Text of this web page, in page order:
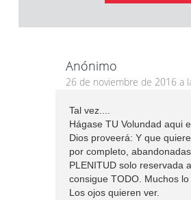
Anónimo
26 de noviembre de 2016 a
Tal vez....
Hágase TU Volundad aqui
Dios proveerá: Y que
por completo,
PLENITUD solo reservada
consigue TODO. Muchos
Los ojos quieren ver.